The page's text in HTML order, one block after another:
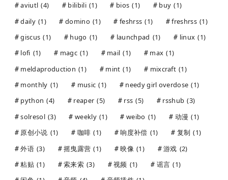
aviutl (4) bilibili (1) bios (1) buy (1)
daily (1) domino (1) feshrss (1) freshrss (1)
giscus (1) hugo (1) launchpad (1) linux (1)
lofi (1) magc (1) mail (1) max (1)
meldaproduction (1) mint (1) mixcraft (1)
monthly (1) music (1) needy girl overdose (1)
python (4) reaper (5) rss (5) rsshub (3)
solresol (3) weekly (1) weibo (1) 动漫 (1)
原创小说 (1) 咖啡 (1) 响度补偿 (1) 复制 (1)
外语 (3) 摇曳露营 (1) 映像 (1) 游戏 (2)
粘贴 (1) 索来索 (3) 视频 (1) 谣言 (1)